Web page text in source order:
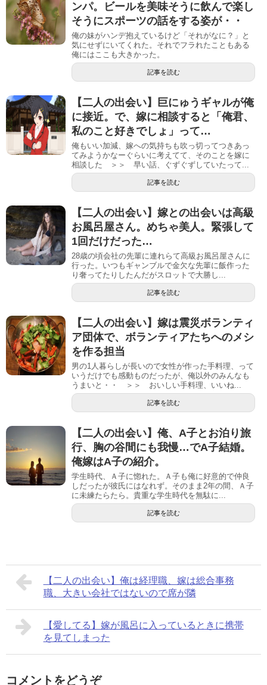
ンパ。ビールを美味そうに飲んで楽し
そうにスポーツの話をする姿が・・
俺の妹がハンデ抱えているけど「それがなに？」と
気にせずにいてくれた。それでフラれたこともある
俺にはここも大きかった。
記事を読む
【二人の出会い】巨にゅうギャルが俺
に接近。で、嫁に相談すると「俺君、
私のこと好きでしょ」って…
俺もいい加減、嫁への気持ちも吹っ切ってつきあっ
てみようかなーぐらいに考えてて、そのことを嫁に
相談した ＞＞ 早い話、ぐずぐずしていたって...
記事を読む
【二人の出会い】嫁との出会いは高級
お風呂屋さん。めちゃ美人。緊張して
1回だけだった…
28歳の頃会社の先輩に連れらて高級お風呂屋さんに
行った。いつもギャンブルで金欠な先輩に飯作った
り奢ってたりしたんだがスロットで大勝し...
記事を読む
【二人の出会い】嫁は震災ボランティ
ア団体で、ボランティアたちへのメシ
を作る担当
男の1人暮らしが長いので女性が作った手料理、って
いうだけでも感動ものだったが、俺以外のみんなも
うまいと・・ ＞＞ おいしい手料理、いいね...
記事を読む
【二人の出会い】俺、A子とお泊り旅
行、胸の谷間にも我慢…でA子結婚。
俺嫁はA子の紹介。
学生時代、Ａ子に惚れた。Ａ子も俺に好意的で仲良
しだったが彼氏にはなれず。そのまま2年の間、Ａ子
に未練たらたら。貴重な学生時代を無駄に...
記事を読む
【二人の出会い】俺は経理職、嫁は総合事務
職、大きい会社ではないので席が隣
【愛してる】嫁が風呂に入っているときに携帯
を見てしまった
コメントをどうぞ